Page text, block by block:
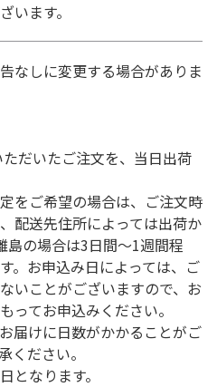
います。
なしに変更する場合がありま
だいたご注文を、当日出荷
をご希望の場合は、ご注文時
配送先住所によっては出荷か
島の場合は3日間～1週間程
。お申込み日によっては、ご
いことがございますので、お
ってお申込みください。
届けに日数がかかることがご
ください。
となります。